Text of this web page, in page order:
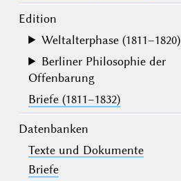
Edition
Weltalterphase (1811–1820)
Berliner Philosophie der
Offenbarung
Briefe (1811–1832)
Datenbanken
Texte und Dokumente
Briefe